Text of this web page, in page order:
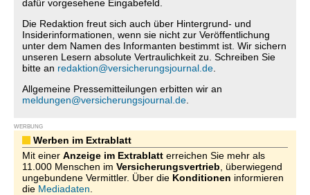
dafür vorgesehene Eingabefeld.
Die Redaktion freut sich auch über Hintergrund- und
Insiderinformationen, wenn sie nicht zur Veröffentlichung
unter dem Namen des Informanten bestimmt ist. Wir sichern
unseren Lesern absolute Vertraulichkeit zu. Schreiben Sie
bitte an redaktion@versicherungsjournal.de
Allgemeine Pressemitteilungen erbitten wir an
meldungen@versicherungsjournal.de
WERBUNG
Werben im Extrablatt
Mit einer Anzeige im Extrablatt erreichen Sie mehr als
11.000 Menschen im Versicherungsvertrieb , überwiegend
ungebundene Vermittler. Über die Konditionen informieren
die Mediadaten